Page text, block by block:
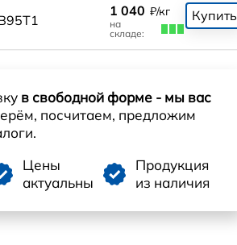
1 040 ₽/кг
на
складе:
Купить
в свободной форме - мы вас
посчитаем, предложим
Цены
актуальны
Продукция
из наличия